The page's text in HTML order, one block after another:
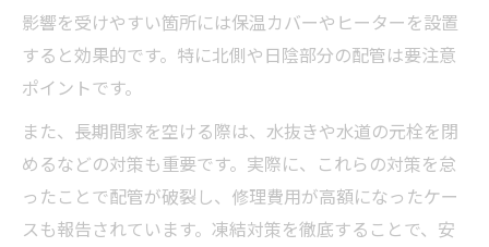
影響を受けやすい箇所には保温カバーやヒーターを設置
すると効果的です。特に北側や日陰部分の配管は要注意
ポイントです。
また、長期間家を空ける際は、水抜きや水道の元栓を閉
めるなどの対策も重要です。実際に、これらの対策を怠
ったことで配管が破裂し、修理費用が高額になったケー
スも報告されています。凍結対策を徹底することで、安